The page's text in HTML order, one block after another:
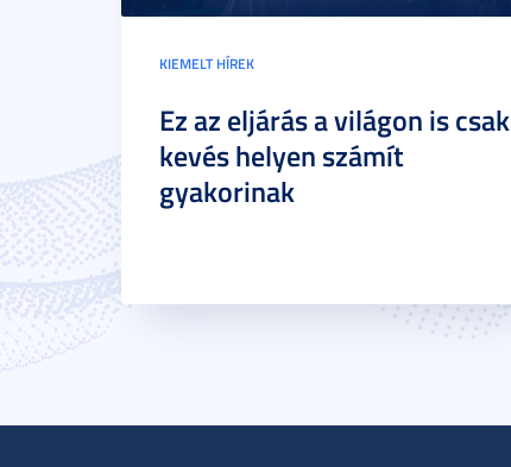
KIEMELT HÍREK
Ez az eljárás a világon is csak
kevés helyen számít
gyakorinak